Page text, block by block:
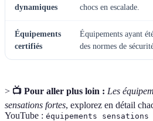
dynamiques
chocs en escalade.
Équipements
certifiés
Équipements ayant
des normes de
> 📺 Pour aller plus loin : Les
sensations fortes, explorez en détail
YouTube : équipements